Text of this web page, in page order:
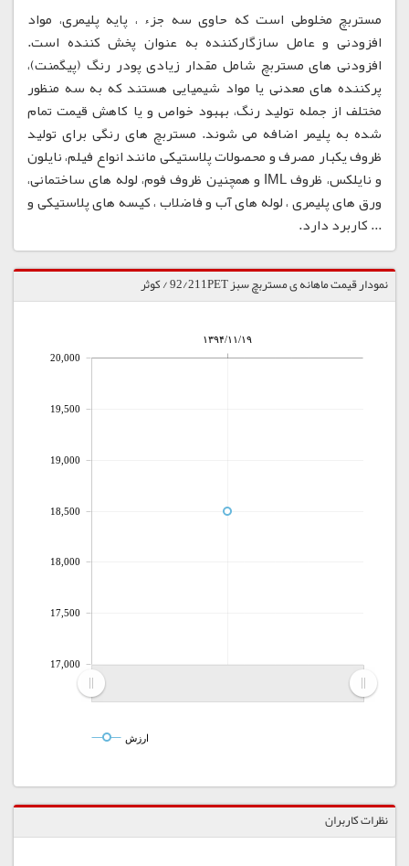
مستربچ مخلوطی است که حاوی سه جزء ، پایه پلیمری، مواد
افزودنی و عامل سازگارکننده به عنوان پخش کننده است.
افزودنی های مستربچ شامل مقدار زیادی پودر رنگ (پیگمنت)،
پرکننده های معدنی یا مواد شیمیایی هستند که به سه منظور
مختلف از جمله تولید رنگ، بهبود خواص و یا کاهش قیمت تمام
شده به پلیمر اضافه می شوند. مستربچ های رنگی برای تولید
ظروف یکبار مصرف و محصولات پلاستیکی مانند انواع فیلم، نایلون
و نایلکس، ظروف IML و همچنین ظروف فوم، لوله های ساختمانی،
ورق های پلیمری ، لوله های آب و فاضلاب ، کیسه های پلاستیکی و
... کاربرد دارد.
نمودار قیمت ماهانه ی مستربچ سبز 92/211PET / کوثر
۱۳۹۴/۱۱/۱۹
17,000
17,500
18,000
18,500
19,000
19,500
20,000
ارزش
نظرات کاربران